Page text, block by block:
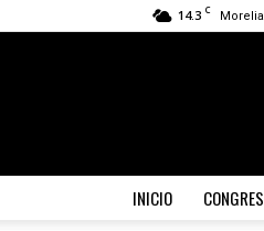
14.3 C Morelia
INICIO